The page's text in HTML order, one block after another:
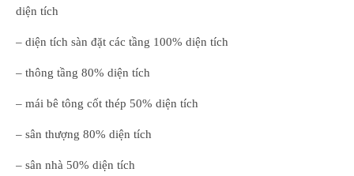
diện tích
– diện tích sàn đặt các tầng 100% diện tích
– thông tầng 80% diện tích
– mái bê tông cốt thép 50% diện tích
– sân thượng 80% diện tích
– sân nhà 50% diện tích